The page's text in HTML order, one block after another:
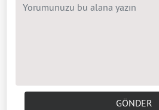
GÖNDER